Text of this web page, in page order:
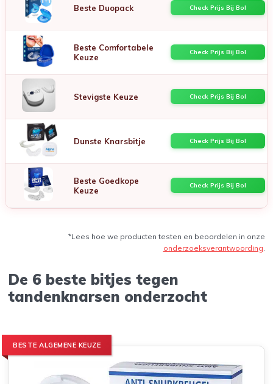
Beste Duopack Check Prijs Bij Bol
Beste Comfortabele
Keuze
Check Prijs Bij Bol
Stevigste Keuze Check Prijs Bij Bol
Dunste Knarsbitje Check Prijs Bij Bol
Beste Goedkope
Keuze
Check Prijs Bij Bol
*Lees hoe we producten testen en beoordelen in onze
onderzoeksverantwoording
De 6 beste bitjes tegen
tandenknarsen onderzocht
BESTE ALGEMENE KEUZE